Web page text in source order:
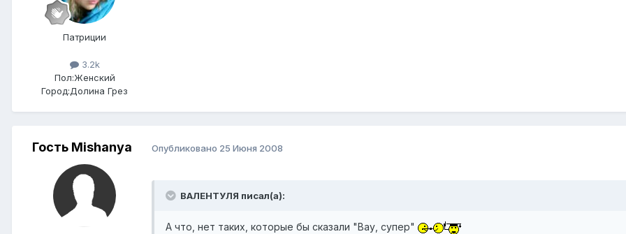
Патриции
3.2k
Пол:Женский
Город:Долина Грез
Гость Mishanya Опубликовано 25 Июня 2008
ВАЛЕНТУЛЯ писал(а):
А что, нет таких, которые бы сказали "Вау, супер"